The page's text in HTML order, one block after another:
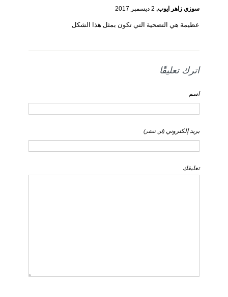
سوزي زاهر ايوب, 2 ديسمبر 2017
عظيمة هي التضحية التي تكون بمثل هذا الشكل
اترك تعليقًا
اسم
بريد إلكتروني (لن تنشر)
تعليقك